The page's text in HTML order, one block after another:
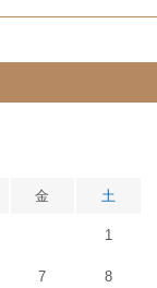
金 土
1
7 8